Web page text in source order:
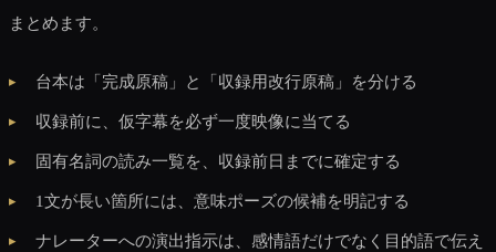
まとめます。
台本は「完成原稿」と「収録用改行原稿」を分ける
収録前に、仮字幕を必ず一度映像に当てる
固有名詞の読み一覧を、収録前日までに確定する
1文が長い箇所には、意味ポーズの候補を明記する
ナレーターへの演出指示は、感情語だけでなく目的語で伝え